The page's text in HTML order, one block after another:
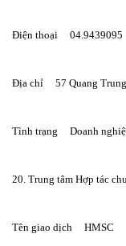
Điện thoại     04.9439095
Địa chỉ     57 Quang
Tình trạng     Doanh
20. Trung tâm Hợp tác
Tên giao dịch     HMSC